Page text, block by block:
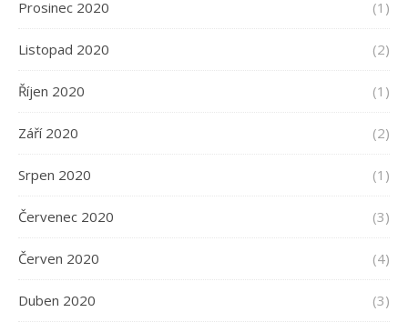
Prosinec 2020 (1)
Listopad 2020 (2)
Říjen 2020 (1)
Září 2020 (2)
Srpen 2020 (1)
Červenec 2020 (3)
Červen 2020 (4)
Duben 2020 (3)